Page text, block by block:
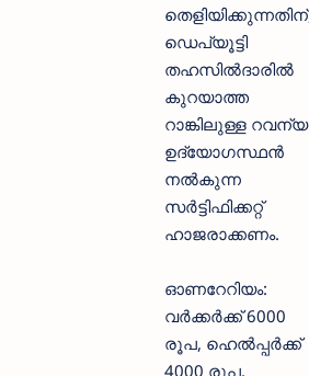
ഡെപ്യൂട്ടി
തഹസിൽദാരിൽ
കുറയാത്ത
റാങ്കിലുള്ള
ഉദ്യോഗസ്ഥൻ
നൽകുന്ന
സർട്ടിഫിക്കറ്റ്
ഹാജരാക്കണം.
ഓണറേറിയം:
വർക്കർക്ക് 6000
രൂപ, ഹെൽപ്പർക്ക്
4000 രൂപ.